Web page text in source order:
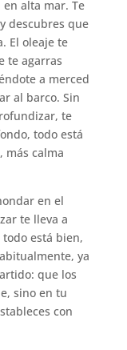
alta mar. Te
descubres que
El oleaje te
te agarras
a merced
al barco. Sin
te
todo está
más calma
en el
te lleva a
está bien,
ya
que los
sino en tu
con